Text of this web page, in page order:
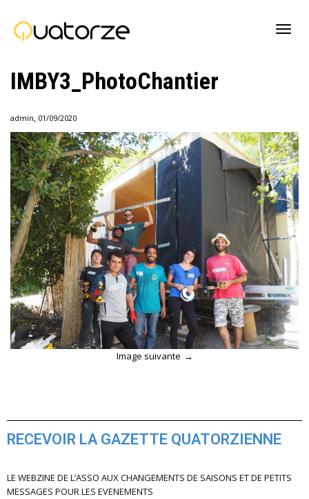
IMBY3_PhotoChantier
admin, 01/09/2020
Image suivante
RECEVOIR LA GAZETTE QUATORZIENNE
LE WEBZINE DE L’ASSO AUX CHANGEMENTS DE SAISONS ET DE PETITS
MESSAGES POUR LES EVENEMENTS